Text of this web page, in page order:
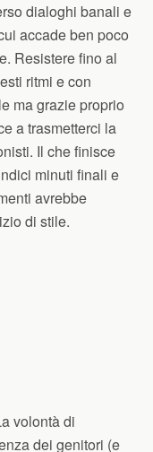
dialoghi banali e
accade ben poco
Resistere fino al
ritmi e con
ma grazie proprio
a trasmetterci la
Il che finisce
minuti finali e
avrebbe
di stile.
volontà di
dei genitori (e